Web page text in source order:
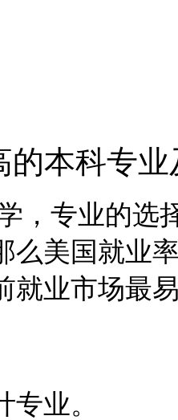
的本科专业
专业的选择
么美国就业
就业市场最
业。